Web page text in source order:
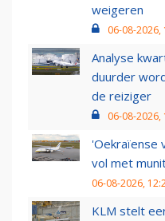
weigeren
06-08-2026,
Analyse
duurder
de reiziger
06-08-2026,
'Oekraïense
vol met
06-08-2026,
KLM stelt